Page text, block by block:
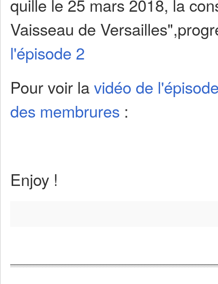
quille le 25 mars 2018, la
Vaisseau de
l'épisode 2
Pour voir lavidéo de
des membrures :
Enjoy !